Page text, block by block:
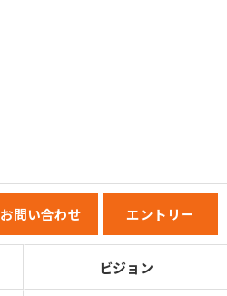
お問い合わせ エントリー
ビジョン